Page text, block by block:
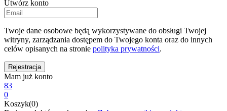
Utwórz konto
Twoje dane osobowe będą wykorzystywane do obsługi Twojej
witryny, zarządzania dostępem do Twojego konta oraz do innych
celów opisanych na stronie polityka prywatności.
Mam już konto
83
0
Koszyk(0)